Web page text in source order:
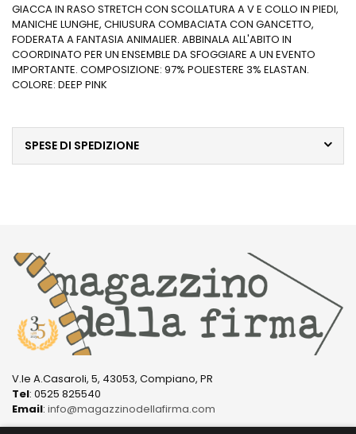
GIACCA IN RASO STRETCH CON SCOLLATURA A V E COLLO IN PIEDI,
MANICHE LUNGHE, CHIUSURA COMBACIATA CON GANCETTO,
FODERATA A FANTASIA ANIMALIER. ABBINALA ALL'ABITO IN
COORDINATO PER UN ENSEMBLE DA SFOGGIARE A UN EVENTO
IMPORTANTE. COMPOSIZIONE: 97% POLIESTERE 3% ELASTAN.
COLORE: DEEP PINK
SPESE DI SPEDIZIONE
V.le A.Casaroli, 5, 43053, Compiano, PR
Tel: 0525 825540
Email: info@magazzinodellafirma.com